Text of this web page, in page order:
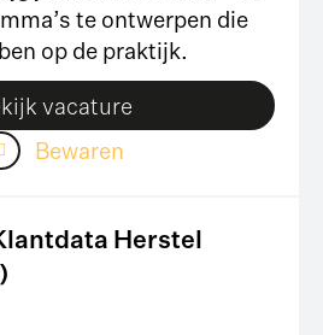
te ontwerpen die
op de praktijk.
vacature
Bewaren
Herstel